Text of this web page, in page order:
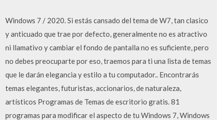
Windows 7 / 2020. Si estás cansado del tema de W7, tan clasico
y anticuado que trae por defecto, generalmente no es atractivo
ni llamativo y cambiar el fondo de pantalla no es suficiente, pero
no debes preocuparte por eso, traemos para ti una lista de temas
que le darán elegancia y estilo a tu computador.. Encontrarás
temas elegantes, futuristas, accionarios, de naturaleza,
artísticos Programas de Temas de escritorio gratis. 81
programas para modificar el aspecto de tu Windows 7, Windows